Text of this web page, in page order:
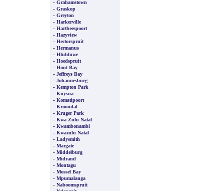
- Grahamstown
- Graskop
- Greyton
- Harkerville
- Hartbeespoort
- Hazyview
- Hectorspruit
- Hermanus
- Hluhluwe
- Hoedspruit
- Hout Bay
- Jeffreys Bay
- Johannesburg
- Kempton Park
- Knysna
- Komatipoort
- Kroondal
- Kruger Park
- Kwa Zulu Natal
- Kwambonambi
- Kwazulu Natal
- Ladysmith
- Margate
- Middelburg
- Midrand
- Montagu
- Mossel Bay
- Mpumalanga
- Naboomspruit